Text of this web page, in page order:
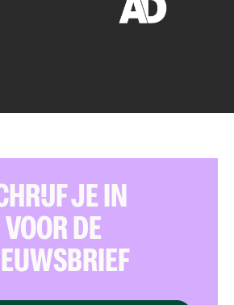
JE IN
VOOR DE